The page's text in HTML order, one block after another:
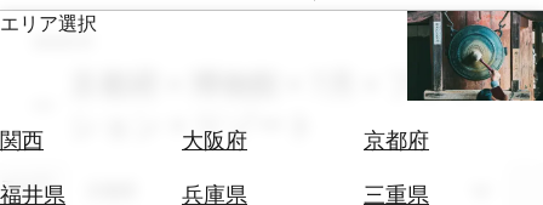
エリア選択
関西 大阪府
京都府
福井県
兵庫県
三重県
エ
券
search
京都府 × 博物館 × 7月 × ファッ
ション × リゾート
エリア